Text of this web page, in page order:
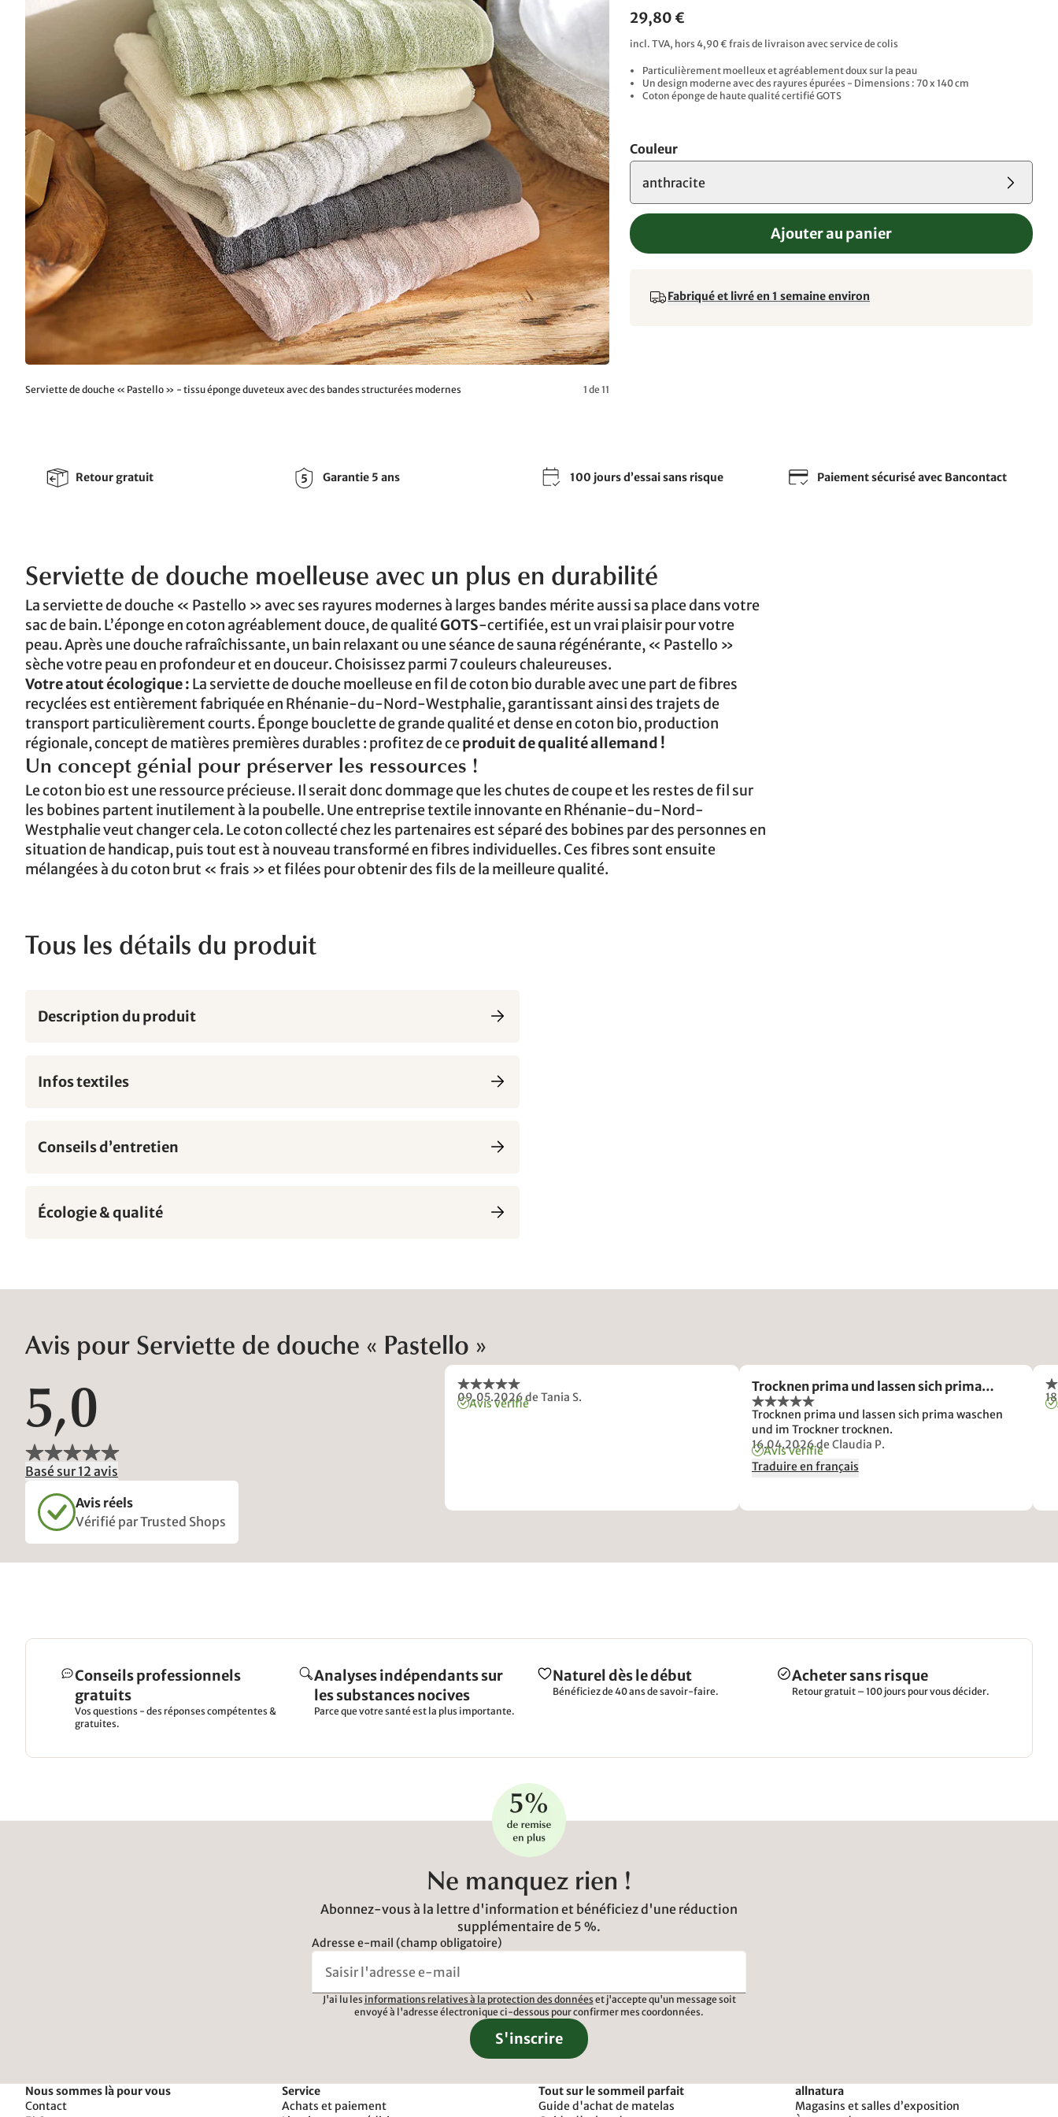
Serviette de douche « Pastello » - tissu éponge duveteux avec des bandes structurées modernes 1 de 11
29,80 €
incl. TVA, hors 4,90 € frais de livraison avec service de colis
Particulièrement moelleux et agréablement doux sur la peau
Un design moderne avec des rayures épurées - Dimensions : 70 x 140 cm
Coton éponge de haute qualité certifié GOTS
Couleur
anthracite
Ajouter au panier
Fabriqué et livré en 1 semaine environ
Retour gratuit Garantie 5 ans 100 jours d’essai sans risque Paiement sécurisé avec Bancontact
Serviette de douche moelleuse avec un plus en durabilité
La serviette de douche « Pastello » avec ses rayures modernes à larges bandes mérite aussi sa place dans votre
sac de bain. L’éponge en coton agréablement douce, de qualitéGOTS-certifiée, est un vrai plaisir pour votre
peau. Après une douche rafraîchissante, un bain relaxant ou une séance de sauna régénérante, « Pastello »
sèche votre peau en profondeur et en douceur. Choisissez parmi 7 couleurs chaleureuses.
Votre atout écologique : La serviette de douche moelleuse en fil de coton bio durable avec une part de fibres
recyclées est entièrement fabriquée en Rhénanie-du-Nord-Westphalie, garantissant ainsi des trajets de
transport particulièrement courts. Éponge bouclette de grande qualité et dense en coton bio, production
régionale, concept de matières premières durables : profitez de ceproduit de qualité allemand !
Un concept génial pour préserver les ressources !
Le coton bio est une ressource précieuse. Il serait donc dommage que les chutes de coupe et les restes de fil sur
les bobines partent inutilement à la poubelle. Une entreprise textile innovante en Rhénanie-du-Nord-
Westphalie veut changer cela. Le coton collecté chez les partenaires est séparé des bobines par des personnes en
situation de handicap, puis tout est à nouveau transformé en fibres individuelles. Ces fibres sont ensuite
mélangées à du coton brut « frais » et filées pour obtenir des fils de la meilleure qualité.
Tous les détails du produit
Description du produit
Infos textiles
Conseils d’entretien
Écologie & qualité
Avis pour Serviette de douche « Pastello »
5,0
Basé sur 12 avis
Avis réels
Vérifié par Trusted Shops
09.05.2026de Tania S.
Avis vérifié
Trocknen prima und lassen sich prima…
Trocknen prima und lassen sich prima waschen
und im Trockner trocknen.
16.04.2026de Claudia P.
Avis vérifié
Traduire en français
Conseils professionnels
gratuits
Vos questions - des réponses compétentes &
gratuites.
Analyses indépendants sur
les substances nocives
Parce que votre santé est la plus importante.
Naturel dès le début
Bénéficiez de 40 ans de savoir-faire.
Acheter sans risque
Retour gratuit – 100 jours pour vous décider.
Ne manquez rien !
Abonnez-vous à la lettre d'information et bénéficiez d'une réduction
supplémentaire de 5 %.
Adresse e-mail (champ obligatoire)
J'ai lu les informations relatives à la protection des données et j'accepte qu'un message soit
envoyé à l'adresse électronique ci-dessous pour confirmer mes coordonnées.
S'inscrire
Nous sommes là pour vous
Contact
Service
Achats et paiement
Tout sur le sommeil parfait
Guide d'achat de matelas
allnatura
Magasins et salles d’exposition